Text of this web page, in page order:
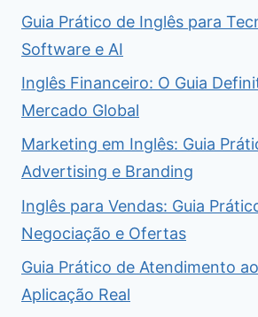
Guia Prático de Inglês para
Software e AI
Inglês Financeiro: O Guia
Mercado Global
Marketing em Inglês: Guia
Advertising e Branding
Inglês para Vendas: Guia
Negociação e Ofertas
Guia Prático de Atendimento
Aplicação Real